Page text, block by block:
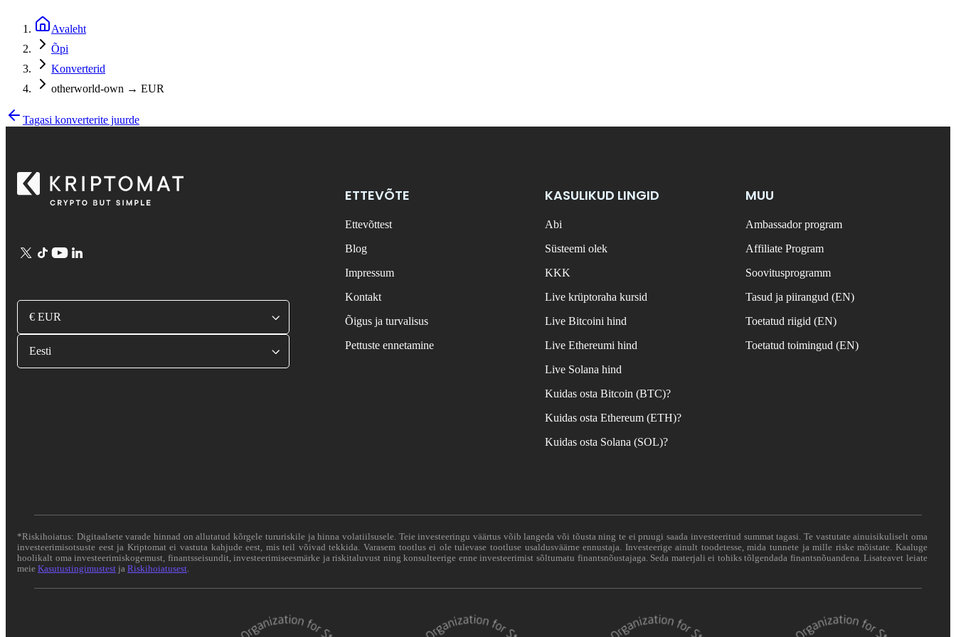
Avaleht
Õpi
Konverterid
otherworld-own → EUR
Tagasi konverterite juurde
€ EUR
Eesti
ETTEVÕTE
Ettevõttest
Blog
Impressum
Kontakt
Õigus ja turvalisus
Pettuste ennetamine
KASULIKUD LINGID
Abi
Süsteemi olek
KKK
Live krüptoraha kursid
Live Bitcoini hind
Live Ethereumi hind
Live Solana hind
Kuidas osta Bitcoin (BTC)?
Kuidas osta Ethereum (ETH)?
Kuidas osta Solana (SOL)?
MUU
Ambassador program
Affiliate Program
Soovitusprogramm
Tasud ja piirangud (EN)
Toetatud riigid (EN)
Toetatud toimingud (EN)
*Riskihoiatus: Digitaalsete varade hinnad on allutatud kõrgele tururiskile ja hinna volatiilsusele. Teie investeeringu väärtus võib langeda või tõusta ning te ei pruugi saada investeeritud summat tagasi. Te vastutate ainuisikuliselt oma
investeerimisotsuste eest ja Kriptomat ei vastuta kahjude eest, mis teil võivad tekkida. Varasem tootlus ei ole tulevase tootluse usaldusväärne ennustaja. Investeerige ainult toodetesse, mida tunnete ja mille riske mõistate. Kaaluge
hoolikalt oma investeerimiskogemust, finantsseisundit, investeerimiseesmärke ja riskitaluvust ning konsulteerige enne investeerimist sõltumatu finantsnõustajaga. Seda materjali ei tohiks tõlgendada finantsnõuandena. Lisateavet leiate
meie Kasutustingimustest ja Riskihoiatusest